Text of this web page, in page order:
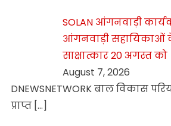
SOLAN आंगनवाड़ी
आंगनवाड़ी सहायिकाओं
साक्षात्कार 20 अगस्त को
August 7, 2026
DNEWSNETWORK बाल विकास
प्राप्त […]